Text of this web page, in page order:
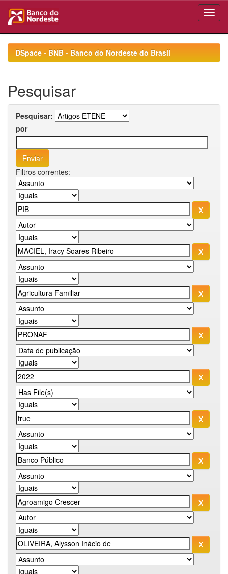
navigationDSpace - BNB - Banco do Nordeste do Brasil
Pesquisar
Pesquisar:
por
Filtros correntes: